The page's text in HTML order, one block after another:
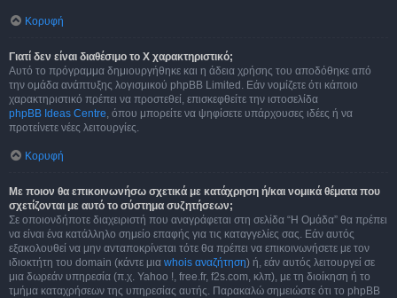
Κορυφή
Γιατί δεν είναι διαθέσιμο το Χ χαρακτηριστικό;
Αυτό το πρόγραμμα δημιουργήθηκε και η άδεια χρήσης του αποδόθηκε από
την ομάδα ανάπτυξης λογισμικού phpBB Limited. Εάν νομίζετε ότι κάποιο
χαρακτηριστικό πρέπει να προστεθεί, επισκεφθείτε την ιστοσελίδα
phpBB Ideas Centre, όπου μπορείτε να ψηφίσετε υπάρχουσες ιδέες ή να
προτείνετε νέες λειτουργίες.
Κορυφή
Με ποιον θα επικοινωνήσω σχετικά με κατάχρηση ή/και νομικά θέματα που
σχετίζονται με αυτό το σύστημα συζητήσεων;
Σε οποιονδήποτε διαχειριστή που αναγράφεται στη σελίδα “Η Ομάδα” θα πρέπει
να είναι ένα κατάλληλο σημείο επαφής για τις καταγγελίες σας. Εάν αυτός
εξακολουθεί να μην ανταποκρίνεται τότε θα πρέπει να επικοινωνήσετε με τον
ιδιοκτήτη του domain (κάντε μια whois αναζήτηση) ή, εάν αυτός λειτουργεί σε
μια δωρεάν υπηρεσία (π.χ. Yahoo !, free.fr, f2s.com, κλπ), με τη διοίκηση ή το
τμήμα καταχρήσεων της υπηρεσίας αυτής. Παρακαλώ σημειώστε ότι το phpBB